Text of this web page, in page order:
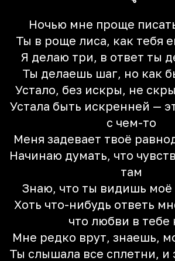
Ночью мне проще
Ты в роще лиса, как тебя
Я делаю три, в ответ ты
Ты делаешь шаг, но как
Устало, без искры, не
Устала быть искренней —
с чем-то
Меня задевает твоё
Начинаю думать, что
там
Знаю, что ты видишь моё
Хоть что-нибудь ответь
что любви в тебе
Мне редко врут, знаешь,
Ты слышала все сплетни, и